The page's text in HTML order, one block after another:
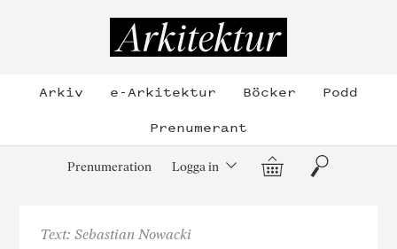
Arkiv e-Arkitektur Böcker
Podd
Prenumerant
Prenumeration Logga in Varukorg
Sök
Text: Sebastian Nowacki